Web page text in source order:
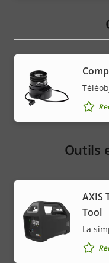
Outils
AXIS
Tool
La